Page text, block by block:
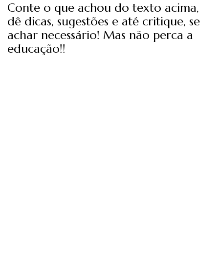
Conte o que achou do texto acima,
dê dicas, sugestões e até critique, se
achar necessário! Mas não perca a
educação!!